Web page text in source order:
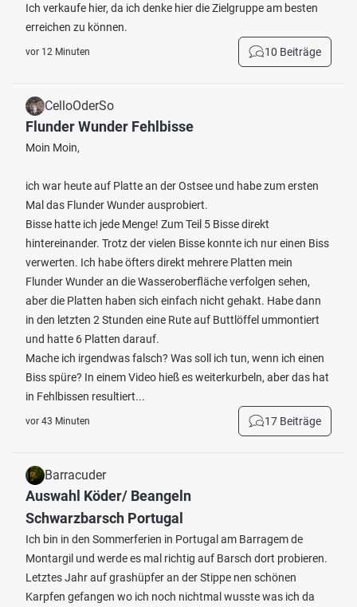
Ich verkaufe hier, da ich denke hier die Zielgruppe am besten
erreichen zu können.
vor 12 Minuten 10 Beiträge
CelloOderSo
Flunder Wunder Fehlbisse
Moin Moin,
ich war heute auf Platte an der Ostsee und habe zum ersten
Mal das Flunder Wunder ausprobiert.
Bisse hatte ich jede Menge! Zum Teil 5 Bisse direkt
hintereinander. Trotz der vielen Bisse konnte ich nur einen Biss
verwerten. Ich habe öfters direkt mehrere Platten mein
Flunder Wunder an die Wasseroberfläche verfolgen sehen,
aber die Platten haben sich einfach nicht gehakt. Habe dann
in den letzten 2 Stunden eine Rute auf Buttlöffel ummontiert
und hatte 6 Platten darauf.
Mache ich irgendwas falsch? Was soll ich tun, wenn ich einen
Biss spüre? In einem Video hieß es weiterkurbeln, aber das hat
in Fehlbissen resultiert...
vor 43 Minuten 17 Beiträge
Barracuder
Auswahl Köder/ Beangeln
Schwarzbarsch Portugal
Ich bin in den Sommerferien in Portugal am Barragem de
Montargil und werde es mal richtig auf Barsch dort probieren.
Letztes Jahr auf grashüpfer an der Stippe nen schönen
Karpfen gefangen wo ich noch nichtmal wusste was ich da